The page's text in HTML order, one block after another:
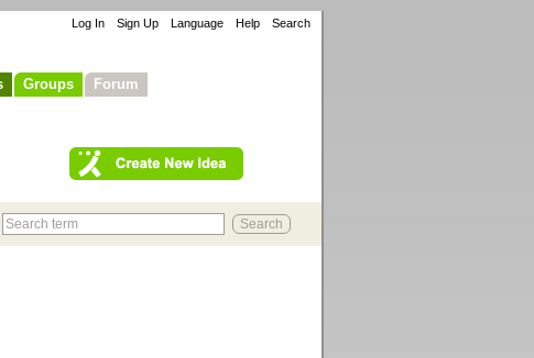
Groups Forum
Log In Sign Up Language Help Search